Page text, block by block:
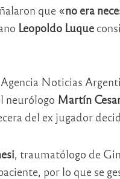
que «no era
Leopoldo Luque
Noticias
neurólogo Martín
del ex jugador
, traumatólogo de
por lo que se